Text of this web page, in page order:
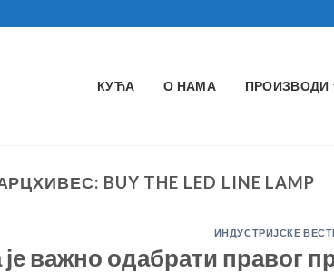
КУЋА О НАМА ПРОИЗВОДИ
BUY THE LED LINE LAMP
ИНДУСТРИЈСКЕ
важно одабрати правог